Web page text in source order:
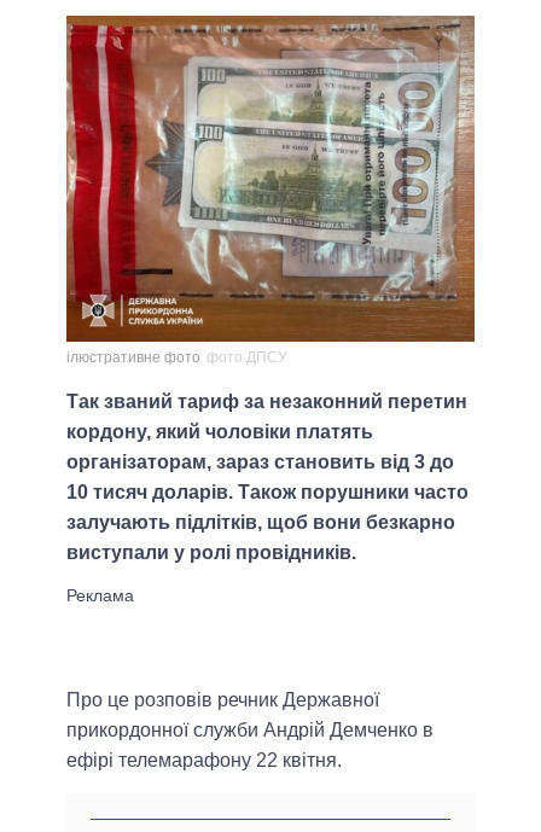
ілюстративне фото фото ДПСУ
Так званий тариф за незаконний перетин
кордону, який чоловіки платять
організаторам, зараз становить від 3 до
10 тисяч доларів. Також порушники часто
залучають підлітків, щоб вони безкарно
виступали у ролі провідників.
Про це розповів речник Державної
прикордонної служби Андрій Демченко в
ефірі телемарафону 22 квітня.